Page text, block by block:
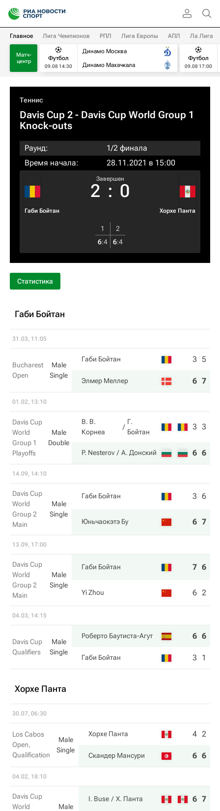
Главное Лига Чемпионов РПЛ Лига Европы АПЛ Ла Лига
Матч-
центр
Футбол
09.08 14:30
Динамо Москва
Динамо Махачкала
Футбол
09.08 17:00
Теннис
Davis Cup 2 - Davis Cup World Group 1
Knock-outs
Раунд:
1/2 финала
Время начала:
28.11.2021 в 15:00
Габи Бойтан
Завершен
2 : 0
Хорхе Панта
1
2
6:4 6:4
Статистика
Габи Бойтан
31.03, 11:05
Bucharest
Open
Male
Single
Габи Бойтан 3 5
Элмер Меллер 6 7
01.02, 13:10
Davis Cup
World
Group 1
Playoffs
Male
Double
В. В.
Корнеа
Г.
Бойтан
3 3
P. Nesterov А. Донский 6 6
14.09, 14:10
Davis Cup
World
Group 2
Main
Male
Single
Габи Бойтан 3 6
Юньчаокэтэ Бу 6 7
13.09, 17:00
Davis Cup
World
Group 2
Main
Male
Single
Габи Бойтан 7 6
Yi Zhou 6 2
04.03, 14:15
Davis Cup
Qualifiers
Male
Single
Роберто Баутиста-Агут 6 6
Габи Бойтан 3 1
Хорхе Панта
30.07, 06:30
Los Cabos
Open,
Qualification
Male
Single
Хорхе Панта 4 2
Скандер Мансури 6 6
04.02, 18:10
Davis Cup
World
Male
I. Buse Х. Панта 6 7